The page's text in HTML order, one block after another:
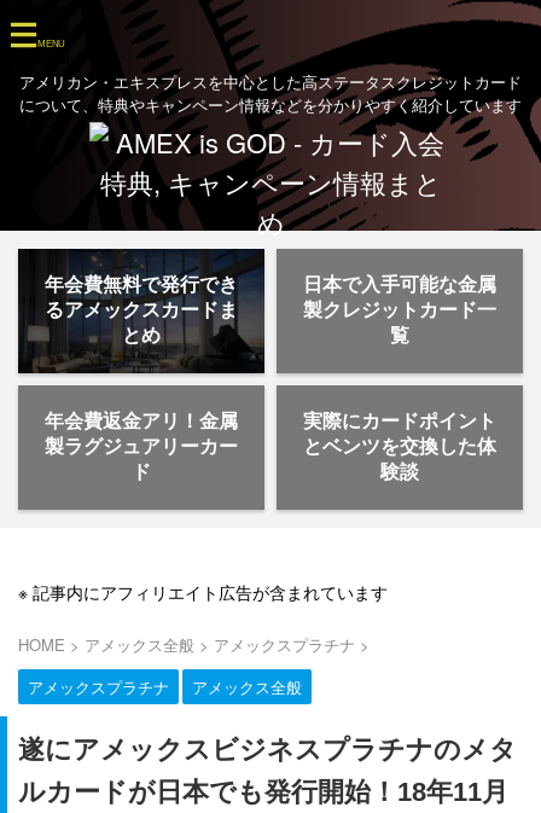
アメリカン・エキスプレスを中心とした高ステータスクレジットカード
について、特典やキャンペーン情報などを分かりやすく紹介しています
年会費無料で発行でき
るアメックスカードま
とめ
日本で入手可能な金属
製クレジットカード一
覧
年会費返金アリ！金属
製ラグジュアリーカー
ド
実際にカードポイント
とベンツを交換した体
験談
※ 記事内にアフィリエイト広告が含まれています
HOME > アメックス全般 > アメックスプラチナ >
アメックスプラチナ
アメックス全般
遂にアメックスビジネスプラチナのメタ
ルカードが日本でも発行開始！18年11月